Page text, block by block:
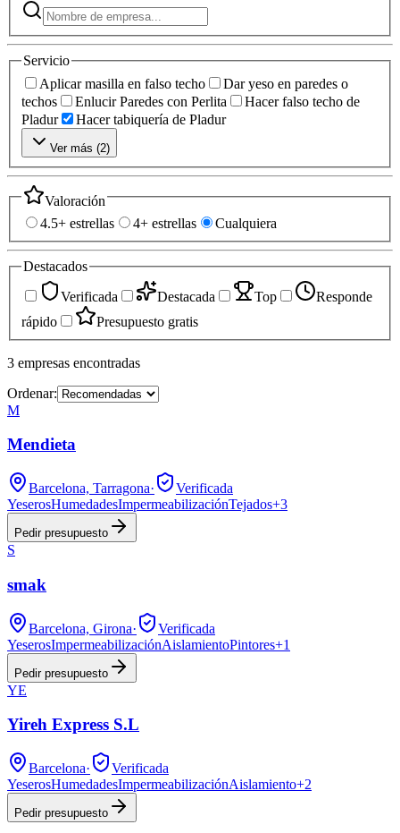
Servicio
Aplicar masilla en falso techo
Dar yeso en paredes o
techos
Enlucir Paredes con Perlita
Hacer falso techo de
Pladur
Hacer tabiquería de Pladur
Ver más (2)
Valoración
4.5+ estrellas
4+ estrellas Cualquiera
Destacados
Verificada
Destacada Top
Responde
rápido
Presupuesto gratis
3 empresas encontradas
Ordenar:
M
Mendieta
Barcelona, Tarragona·
Verificada
YeserosHumedadesImpermeabilizaciónTejados+3
Pedir presupuesto
S
smak
Barcelona, Girona·
Verificada
YeserosImpermeabilizaciónAislamientoPintores+1
Pedir presupuesto
YE
Yireh Express S.L
Barcelona·
Verificada
YeserosHumedadesImpermeabilizaciónAislamiento+2
Pedir presupuesto